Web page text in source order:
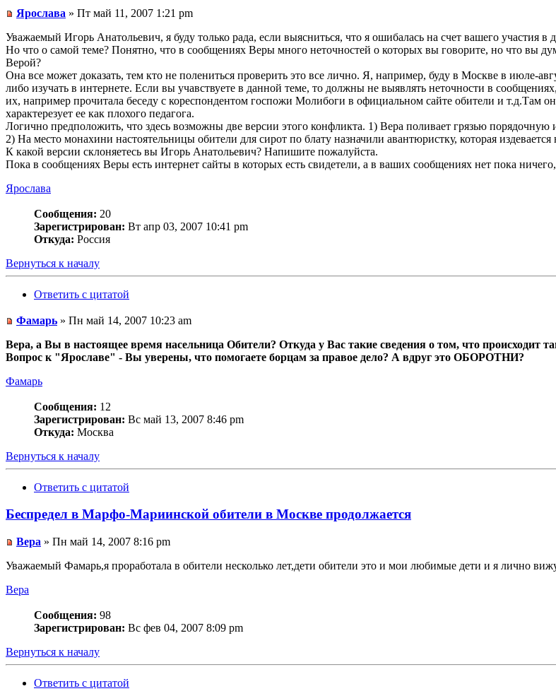
Ярослава » Пт май 11, 2007 1:21 pm
Уважаемый Игорь Анатольевич, я буду только рада, если выясниться, что я ошибалась на счет вашего участия в
Но что о самой теме? Понятно, что в сообщениях Веры много неточностей о которых вы говорите, но что вы
Верой?
Она все может доказать, тем кто не полениться проверить это все лично. Я, например, буду в Москве в июле-
либо изучать в интернете. Если вы учавствуете в данной теме, то должны не выявлять неточности в
их, например прочитала беседу с кореспондентом госпожи Молибоги в официальном сайте обители и т.д.Там
характерезует ее как плохого педагога.
Логично предположить, что здесь возможны две версии этого конфликта. 1) Вера поливает грязью
2) На место монахини настоятельницы обители для сирот по блату назначили авантюристку, которая издевается
К какой версии склоняетесь вы Игорь Анатольевич? Напишите пожалуйста.
Пока в сообщениях Веры есть интернет сайты в которых есть свидетели, а в ваших сообщениях нет пока
Ярослава
Сообщения: 20
Зарегистрирован: Вт апр 03, 2007 10:41 pm
Откуда: Россия
Вернуться к началу
Ответить с цитатой
Фамарь » Пн май 14, 2007 10:23 am
Вера, а Вы в настоящее время насельница Обители? Откуда у Вас такие сведения о том, что происходит
Вопрос к "Ярославе" - Вы уверены, что помогаете борцам за правое дело? А вдруг это ОБОРОТНИ?
Фамарь
Сообщения: 12
Зарегистрирован: Вс май 13, 2007 8:46 pm
Откуда: Москва
Вернуться к началу
Ответить с цитатой
Беспредел в Марфо-Мариинской обители в Москве продолжается
Вера » Пн май 14, 2007 8:16 pm
Уважаемый Фамарь,я проработала в обители несколько лет,дети обители это и мои любимые дети и я лично
Вера
Сообщения: 98
Зарегистрирован: Вс фев 04, 2007 8:09 pm
Вернуться к началу
Ответить с цитатой